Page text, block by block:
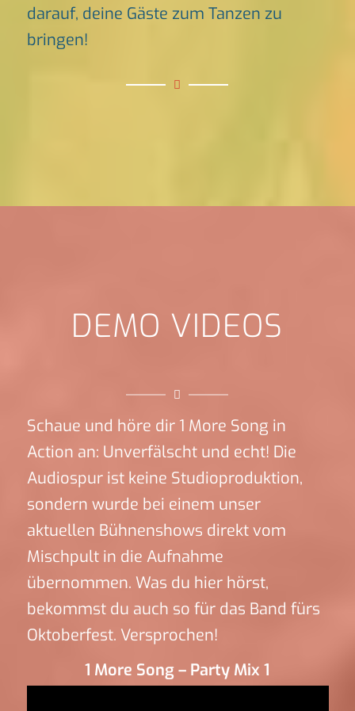
darauf, deine Gäste zum Tanzen zu
bringen!
DEMO VIDEOS
Schaue und höre dir 1 More Song in
Action an: Unverfälscht und echt! Die
Audiospur ist keine Studioproduktion,
sondern wurde bei einem unser
aktuellen Bühnenshows direkt vom
Mischpult in die Aufnahme
übernommen. Was du hier hörst,
bekommst du auch so für das Band fürs
Oktoberfest. Versprochen!
1 More Song – Party Mix 1